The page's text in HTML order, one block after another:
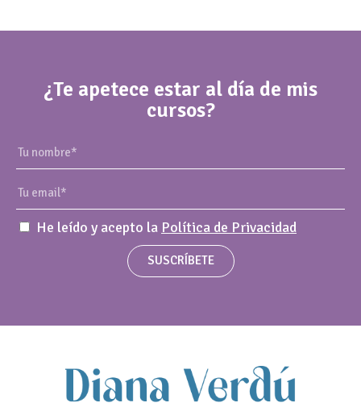
¿Te apetece estar al día de mis
cursos?
He leído y acepto la Política de Privacidad
SUSCRÍBETE